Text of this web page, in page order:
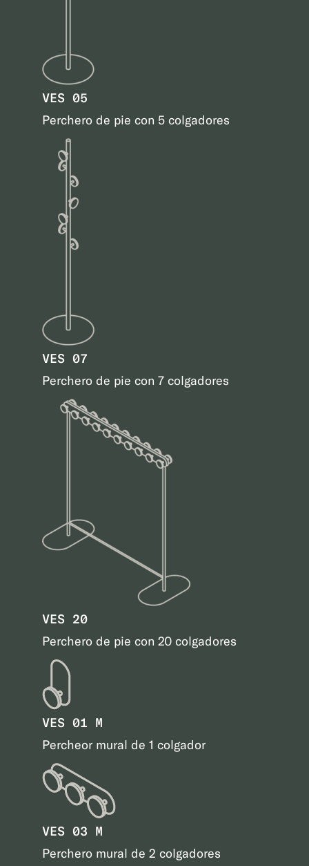
VES 05
Perchero de pie con 5 colgadores
VES 07
Perchero de pie con 7 colgadores
VES 20
Perchero de pie con 20 colgadores
VES 01 M
Percheor mural de 1 colgador
VES 03 M
Perchero mural de 2 colgadores